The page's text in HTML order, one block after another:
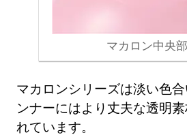
マカロン中央
マカロンシリーズは淡い色
ンナーにはより丈夫な透明
れています。